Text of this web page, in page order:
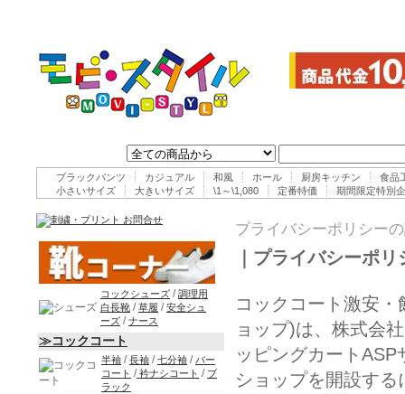
ブラックパンツ カジュアル 和風 ホール 厨房キッチン
食品
小さいサイズ
大きいサイズ \1～\1,080 定番特価 期間限定特別
プライバシーポリシー
｜プライバシーポリ
コックコート激安
ョップ)は、株式会
ッピングカート
ショップを開設す
コックシューズ /調理用
白長靴 /草履 /安全シュ
ーズ /ナース
≫コックコート
半袖 /長袖 /七分袖 / バー
コート /衿ナシコート / ブ
ラック